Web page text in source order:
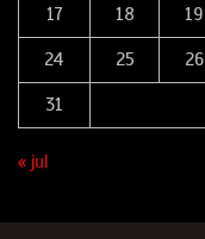
17 18 19
24 25 26
31
« jul